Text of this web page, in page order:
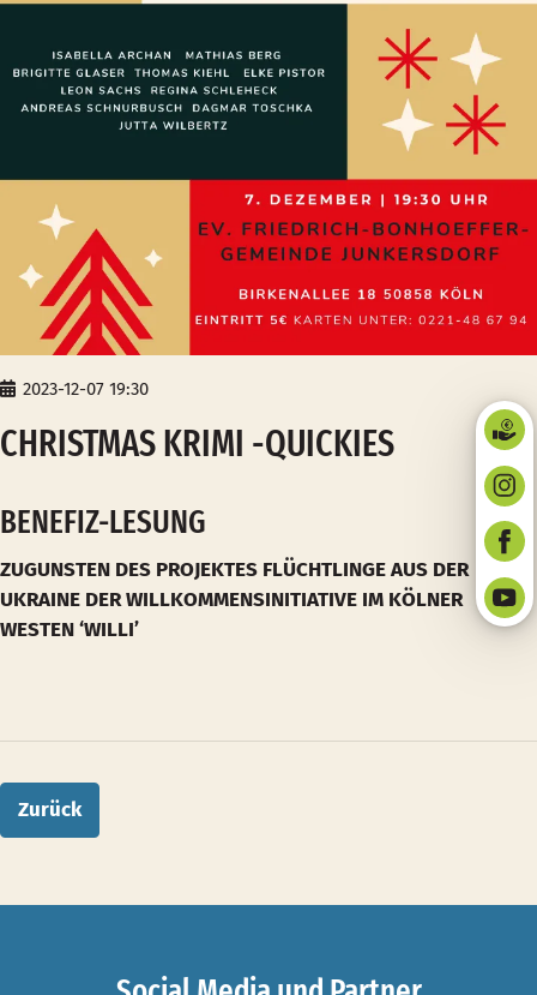
2023-12-07 19:30
CHRISTMAS KRIMI -QUICKIES
BENEFIZ-LESUNG
ZUGUNSTEN DES PROJEKTES FLÜCHTLINGE AUS DER
UKRAINE DER WILLKOMMENSINITIATIVE IM KÖLNER
WESTEN ‘WILLI’
Zurück